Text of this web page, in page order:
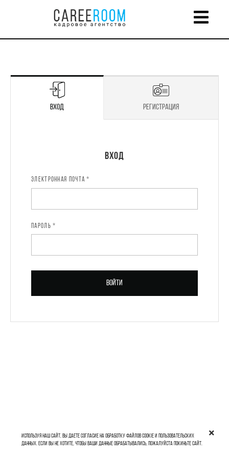
Вход Регистрация
Вход
ЭЛЕКТРОННАЯ ПОЧТА *
ПАРОЛЬ *
Войти
Регистрация
ИМЯ *
ЭЛЕКТРОННАЯ ПОЧТА *
ПАРОЛЬ *
Используя наш сайт, вы даете согласие на обработку файлов cookie и пользовательских
данных. Если вы не хотите, чтобы ваши данные обрабатывались, пожалуйста покиньте сайт.